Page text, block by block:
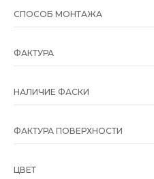
СПОСОБ МОНТАЖА
ФАКТУРА
НАЛИЧИЕ ФАСКИ
ФАКТУРА ПОВЕРХНОСТИ
ЦВЕТ